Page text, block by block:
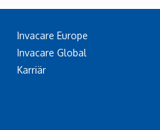
Invacare Europe
Invacare Global
Karriär